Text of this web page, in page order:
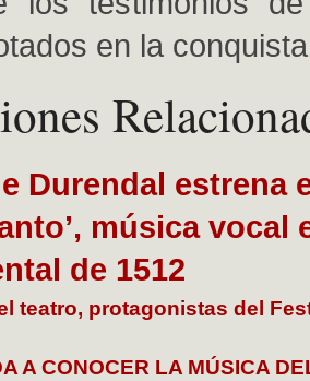
en la
Durendal estrena
música vocal
de 1512
teatro, protagonistas del
A CONOCER LA MÚSICA